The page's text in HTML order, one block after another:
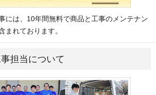
には、10年間無料で商品と工事のメンテナン
まれております。
担当について